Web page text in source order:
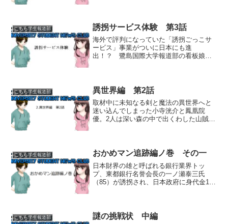
名が人質に取られる事件...
こちら学生報道部 誘拐サービス体験 第3話
海外で評判になっていた「誘拐ごっこサ
ービス」事業がついに日本にも進
出！？ 鷺島国際大学報道部の看板娘キ
ぜ」「えっ！ 何だって？」 コ...
こちら学生報道部 異世界編 第2話
取材中に未知なる剣と魔法の異世界へと
迷い込んでしまった小寺洸介と鳳凰院
優。2人は深い森の中で出くわした山賊一
鎮座する山賊の親分の前に...
こちら学生報道部 おかめマン追跡編ノ巻 その一
日本財界の雄と呼ばれる銀行業界トッ
プ、東都銀行名誉会長の一ノ瀬泰三氏
（85）が誘拐され、日本政府に身代金10
いた！今日も活躍、おかめ...
こちら学生報道部 謎の挑戦状 中編